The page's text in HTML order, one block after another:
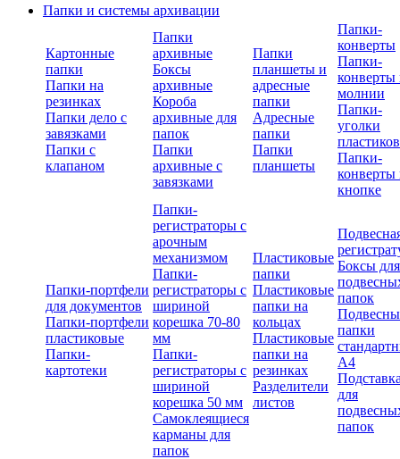
Папки и системы архивации
Картонные
папки
Папки на
резинках
Папки дело с
завязками
Папки с
клапаном
Папки
архивные
Боксы
архивные
Короба
архивные для
папок
Папки
архивные с
завязками
Папки
планшеты и
адресные
папки
Адресные
папки
Папки
планшеты
Папки-
конверты
Папки-
конверты
молнии
Папки-
уголки
Папки-
конверты
кнопке
Папки-портфели
для документов
Папки-портфели
пластиковые
Папки-
картотеки
Папки-
регистраторы с
арочным
механизмом
Папки-
регистраторы с
шириной
корешка 70-80
мм
Папки-
регистраторы с
шириной
корешка 50 мм
Самоклеящиеся
карманы для
папок
Пластиковые
папки
Пластиковые
папки на
кольцах
Пластиковые
папки на
резинках
Разделители
листов
Боксы для
папок
папки
А4
для
папок